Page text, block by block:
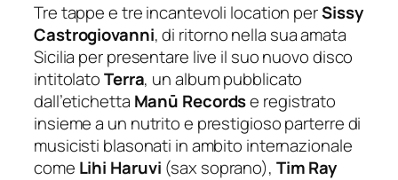
Tre tappe e tre incantevoli location perSissy
Castrogiovanni, di ritorno nella sua amata
Sicilia per presentare live il suo nuovo disco
intitolatoTerra, un album pubblicato
dall’etichetta Manū Recordse registrato
insieme a un nutrito e prestigioso parterre di
musicisti blasonati in ambito internazionale
come Lihi Haruvi (sax soprano), Tim Ray